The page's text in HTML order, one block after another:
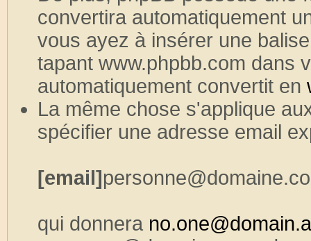
convertira automatiquement
vous ayez à insérer une
tapant www.phpbb.com dans
automatiquement convertit en
La même chose s'applique
spécifier une adresse email
[email]
qui donnera